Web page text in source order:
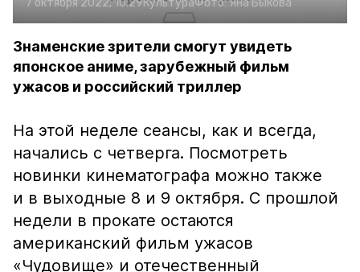
7 октября 2022, 10:29КультураФото:Яна Быкова
Знаменские зрители смогут увидеть
японское аниме, зарубежный фильм
ужасов и российский триллер
На этой неделе сеансы, как и всегда,
начались с четверга. Посмотреть
новинки кинематографа можно также
и в выходные 8 и 9 октября. С прошлой
недели в прокате остаются
американский фильм ужасов
«Чудовище» и отечественный